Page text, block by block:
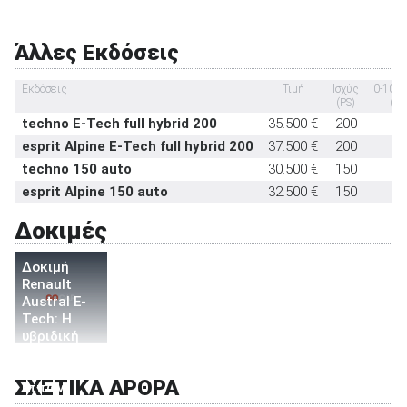
έκτακτη ανάγκη
στάνταρντ
Σύστημα αυτόματου παρκαρίσματος
Άλλες Εκδόσεις
Εκδόσεις Τιμή
Ισχύς
(PS)
0-
techno E-Tech full hybrid 200 35.500 € 200
esprit Alpine E-Tech full hybrid 200
37.500 € 200
techno 150 auto
30.500 € 150
esprit Alpine 150 auto
32.500 € 150
Δοκιμές
Δοκιμή
Renault
Austral E-
Tech: H
υβριδική
ίππων
ΣΧΕΤΙΚΑ ΑΡΘΡΑ